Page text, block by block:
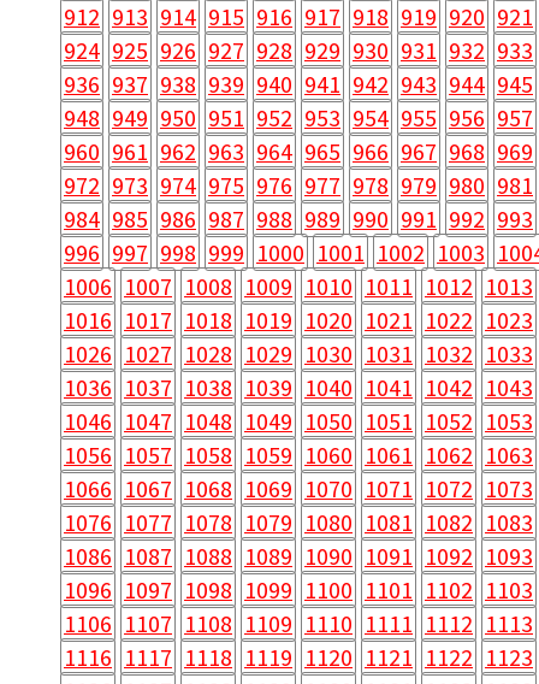
912 913 914 915 916 917 918 919 920 921
924 925 926 927 928 929 930 931 932 933
936 937 938 939 940 941 942 943 944 945
948 949 950 951 952 953 954 955 956 957
960 961 962 963 964 965 966 967 968 969
972 973 974 975 976 977 978 979 980 981
984 985 986 987 988 989 990 991 992 993
996 997 998 999 1000 1001 1002 1003
1006 1007 1008 1009 1010 1011 1012 1013
1016 1017 1018 1019 1020 1021 1022 1023
1026 1027 1028 1029 1030 1031 1032 1033
1036 1037 1038 1039 1040 1041 1042 1043
1046 1047 1048 1049 1050 1051 1052 1053
1056 1057 1058 1059 1060 1061 1062 1063
1066 1067 1068 1069 1070 1071 1072 1073
1076 1077 1078 1079 1080 1081 1082 1083
1086 1087 1088 1089 1090 1091 1092 1093
1096 1097 1098 1099 1100 1101 1102 1103
1106 1107 1108 1109 1110 1111 1112 1113
1116 1117 1118 1119 1120 1121 1122 1123